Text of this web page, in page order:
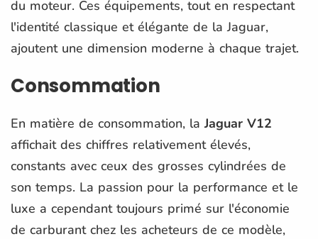
du moteur. Ces équipements, tout en respectant
l'identité classique et élégante de la Jaguar,
ajoutent une dimension moderne à chaque trajet.
Consommation
En matière de consommation, laJaguar V12
affichait des chiffres relativement élevés,
constants avec ceux des grosses cylindrées de
son temps. La passion pour la performance et le
luxe a cependant toujours primé sur l'économie
de carburant chez les acheteurs de ce modèle,